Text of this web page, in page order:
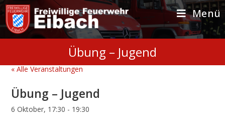
Zum
Inhalt
springen
Menü
Übung – Jugend
« Alle Veranstaltungen
Übung – Jugend
6 Oktober, 17:30 - 19:30